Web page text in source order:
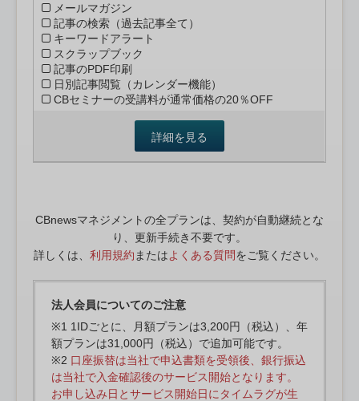
メールマガジン
記事の検索（過去記事全て）
キーワードアラート
スクラップブック
記事のPDF印刷
日別記事閲覧（カレンダー機能）
CBセミナーの受講料が通常価格の20％OFF
詳細を見る
CBnewsマネジメントの全プランは、契約が自動継続とな
り、更新手続き不要です。
詳しくは、 利用規約 またはよくある質問をご覧ください。
法人会員についてのご注意
※1 1IDごとに、月額プランは3,200円（税込）、年
額プランは31,000円（税込）で追加可能です。
※2 口座振替は当社で申込書類を受領後、銀行振込
は当社で入金確認後のサービス開始となります。
お申し込み日とサービス開始日にタイムラグが生